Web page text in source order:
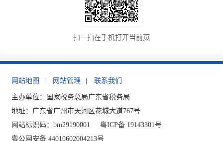
扫一扫在手机打开当前页
网站地图 网站管理 联系我们
主办单位：国家税务总局广东省税务局
地址：广东省广州市天河区花城大道767号
网站标识码：bm29190001
粤ICP备 19143301号
粤公网安备 44010602004213号